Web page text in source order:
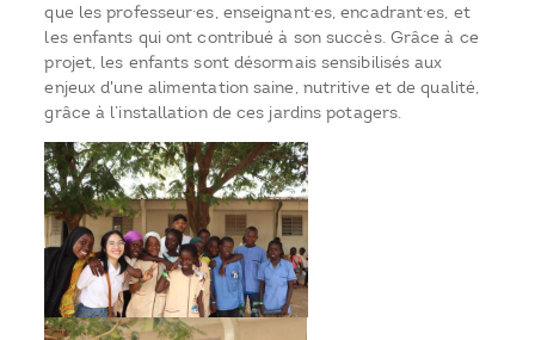
que les professeur·es, enseignant·es, encadrant·es, et
les enfants qui ont contribué à son succès. Grâce à ce
projet, les enfants sont désormais sensibilisés aux
enjeux d'une alimentation saine, nutritive et de qualité,
grâce à l’installation de ces jardins potagers.